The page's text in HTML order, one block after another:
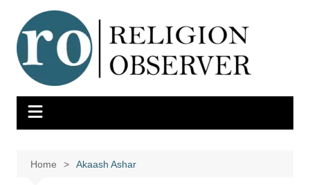
content
Home Akaash Ashar